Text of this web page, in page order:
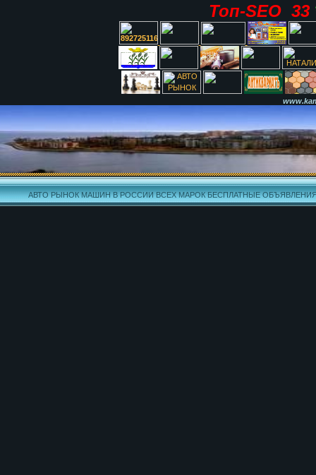
Топ-SEO 33
АВТО РЫНОК МАШИН В РОССИИ ВСЕХ МАРОК БЕСПЛАТНЫЕ